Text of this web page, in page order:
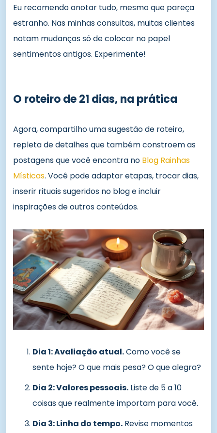
Eu recomendo anotar tudo, mesmo que pareça
estranho. Nas minhas consultas, muitas clientes
notam mudanças só de colocar no papel
sentimentos antigos. Experimente!
O roteiro de 21 dias, na prática
Agora, compartilho uma sugestão de roteiro,
repleta de detalhes que também constroem as
postagens que você encontra no Blog Rainhas
Místicas. Você pode adaptar etapas, trocar dias,
inserir rituais sugeridos no blog e incluir
inspirações de outros conteúdos.
Dia 1: Avaliação atual.Como você se
sente hoje? O que mais pesa? O que alegra?
Dia 2: Valores pessoais. Liste de 5 a 10
coisas que realmente importam para você.
Dia 3: Linha do tempo. Revise momentos